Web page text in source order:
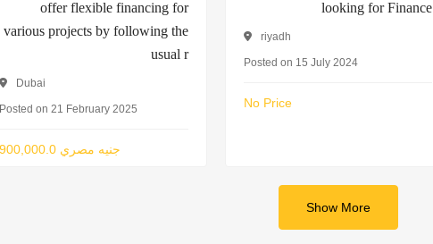
offer flexible financing for
various projects by following the
usual r
Dubai
Posted on 21 February 2025
900,000.0 جنيه مصري
looking for Finance
riyadh
Posted on 15 July 2024
No Price
Show More